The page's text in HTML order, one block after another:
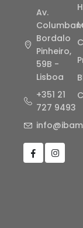
Av.
Bordalo
Pinheiro,
59B -
Lisboa
+351 21
727 9493